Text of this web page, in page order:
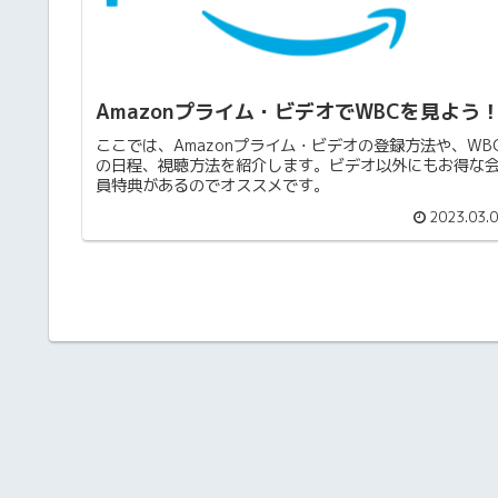
Amazonプライム・ビデオでWBCを見よう！
ここでは、Amazonプライム・ビデオの登録方法や、
の日程、視聴方法を紹介します。ビデオ以外にもお得な
員特典があるのでオススメです。